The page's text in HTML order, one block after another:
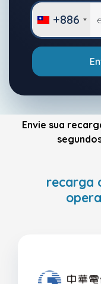
+886
Envie sua
recarga